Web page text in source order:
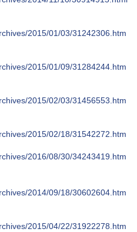
2015/01/03/31242306.htm
2015/01/09/31284244.htm
2015/02/03/31456553.htm
2015/02/18/31542272.htm
2016/08/30/34243419.htm
2014/09/18/30602604.htm
2015/04/22/31922278.htm